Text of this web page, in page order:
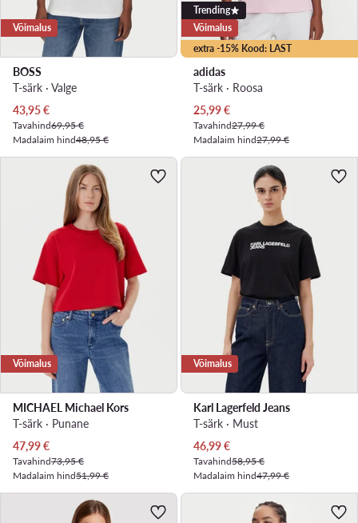
Võimalus
BOSS
T-särk · Valge
Praegune hind
43,95€
Tavahind69,95 €
Madalaim hind48,95 €
extra -15% Kood: LAST
Trending
Võimalus
adidas
T-särk · Roosa
Praegune hind
25,99€
Tavahind27,99 €
Madalaim hind27,99 €
Võimalus
MICHAEL Michael Kors
T-särk · Punane
Praegune hind
47,99€
Tavahind73,95 €
Madalaim hind51,99 €
Võimalus
Karl Lagerfeld Jeans
T-särk · Must
Praegune hind
46,99€
Tavahind58,95 €
Madalaim hind47,99 €